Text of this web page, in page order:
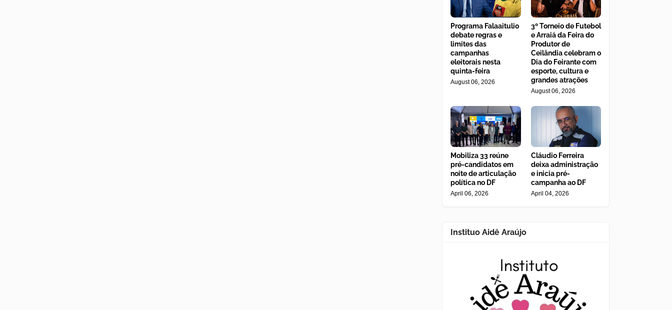
Programa Falaaitulio
debate regras e
limites das
campanhas
eleitorais nesta
quinta-feira
August 06, 2026
3º Torneio de Futebol
e Arraiá da Feira do
Produtor de
Ceilândia celebram o
Dia do Feirante com
esporte, cultura e
grandes atrações
August 06, 2026
Mobiliza 33 reúne
pré-candidatos em
noite de articulação
política no DF
April 06, 2026
Cláudio Ferreira
deixa administração
e inicia pré-
campanha ao DF
April 04, 2026
Instituo Aidê Araújo